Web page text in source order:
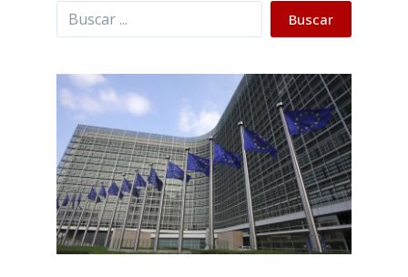
Buscar Buscar